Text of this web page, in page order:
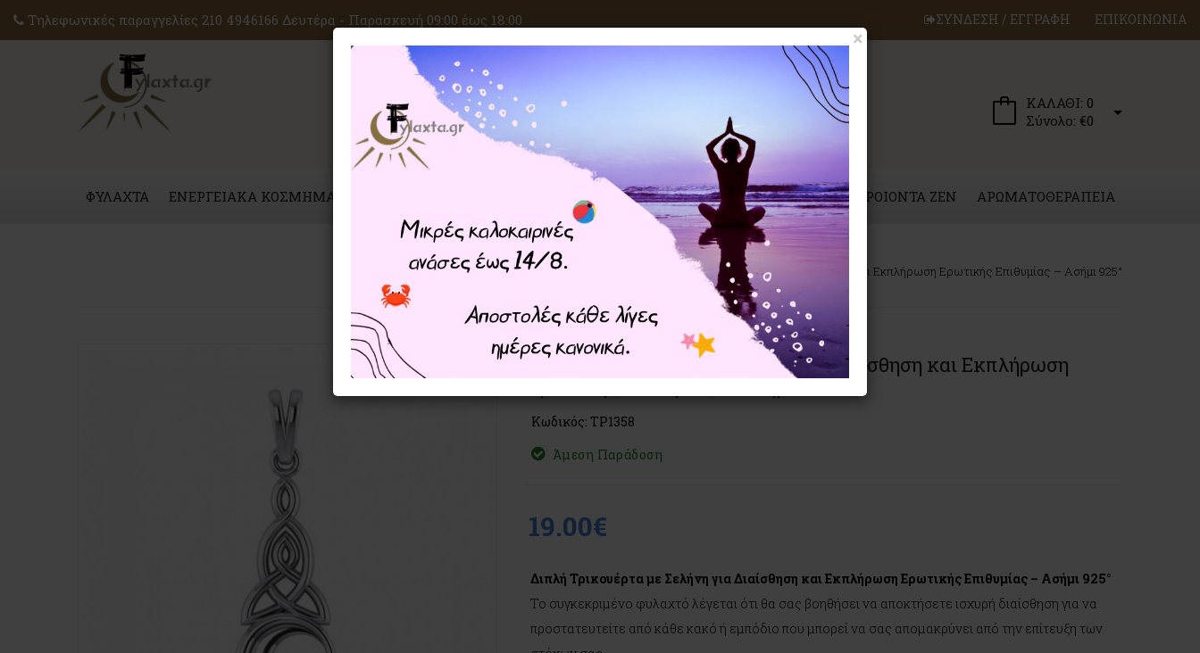
Τηλεφωνικές παραγγελίες 210 4946166 Δευτέρα - Παρασκευή 09:00 έως 18:00 ΣΥΝΔΕΣΗ / ΕΓΓΡΑΦΗ ΕΠΙΚΟΙΝΩΝΙΑ
ΚΑΛΑΘΙ: 0
Σύνολο: €0
ΦΥΛΑΧΤΑ ΕΝΕΡΓΕΙΑΚΑ ΚΟΣΜΗΜΑΤΑ ΚΡΥΣΤΑΛΛΟΘΕΡΑΠΕΙΑ ΜΑΓΙΚΑ ΣΥΝΕΡΓΑ ΠΡΟΙΟΝΤΑ ZEN ΑΡΩΜΑΤΟΘΕΡΑΠΕΙΑ
ΦΥΛΑΧΤΑ Κέλτικη Μαγεία Διπλή Τρικουέρτα με Σελήνη για Διαίσθηση και Εκπλήρωση Ερωτικής Επιθυμίας – Ασήμι 925°
Διπλή Τρικουέρτα με Σελήνη για Διαίσθηση και Εκπλήρωση
Ερωτικής Επιθυμίας – Ασήμι 925°
Κωδικός: TP1358
Άμεση Παράδοση
19.00€
Διπλή Τρικουέρτα με Σελήνη για Διαίσθηση και Εκπλήρωση Ερωτικής Επιθυμίας – Ασήμι 925°
Το συγκεκριμένο φυλαχτό λέγεται ότι θα σας βοηθήσει να αποκτήσετε ισχυρή διαίσθηση για να
προστατευτείτε από κάθε κακό ή εμπόδιο που μπορεί να σας απομακρύνει από την επίτευξη των
×